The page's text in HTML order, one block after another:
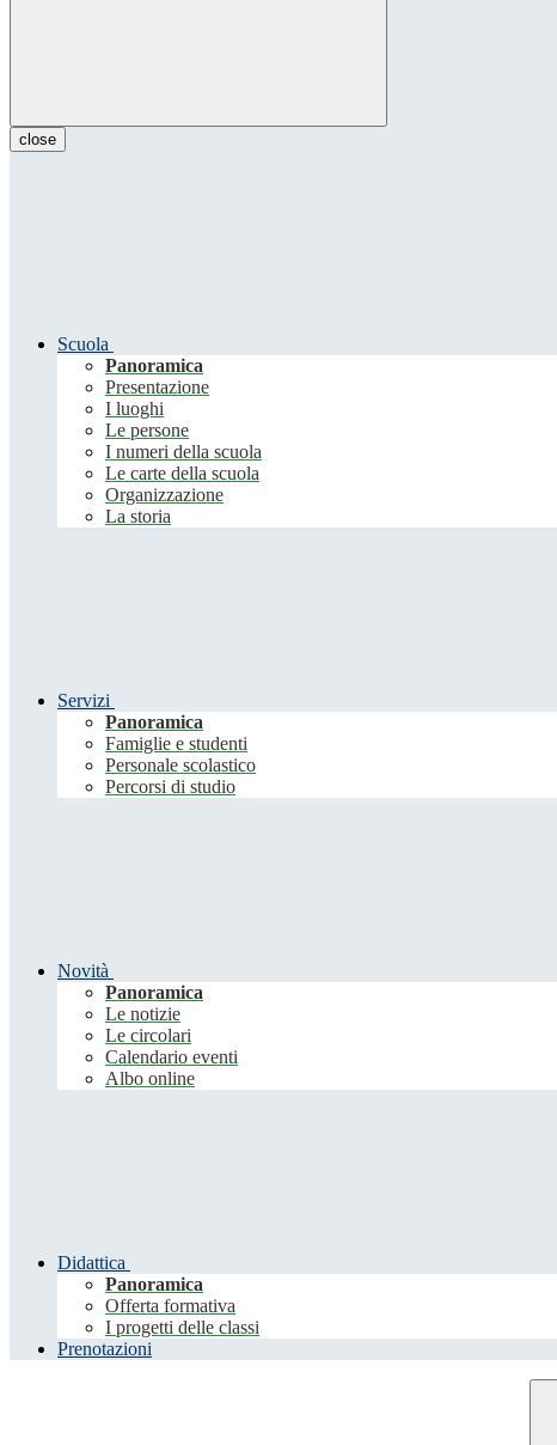
close
Scuola
Panoramica
Presentazione
I luoghi
Le persone
I numeri della scuola
Le carte della scuola
Organizzazione
La storia
Servizi
Panoramica
Famiglie e studenti
Personale scolastico
Percorsi di studio
Novità
Panoramica
Le notizie
Le circolari
Calendario eventi
Albo online
Didattica
Panoramica
Offerta formativa
I progetti delle classi
Prenotazioni